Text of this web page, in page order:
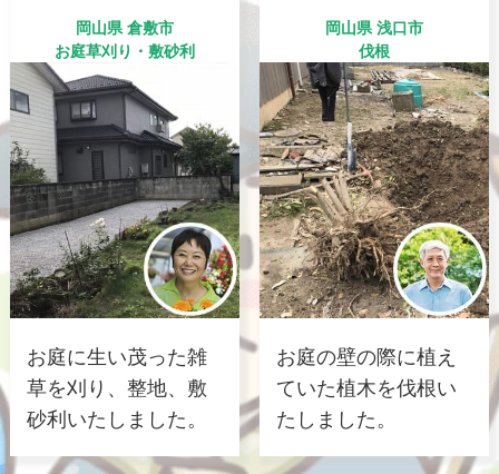
岡山県 倉敷市
お庭草刈り・敷砂利
お庭に生い茂った雑
草を刈り、整地、敷
砂利いたしました。
岡山県 浅口市
伐根
お庭の壁の際に植え
ていた植木を伐根い
たしました。